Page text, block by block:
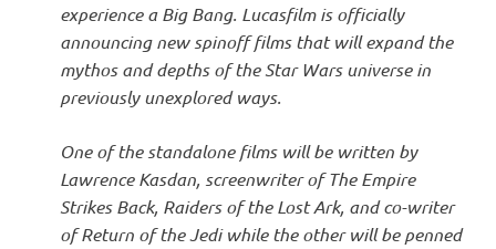
experience a Big Bang. Lucasfilm is officially
announcing new spinoff films that will expand the
mythos and depths of the Star Wars universe in
previously unexplored ways.
One of the standalone films will be written by
Lawrence Kasdan, screenwriter of The Empire
Strikes Back, Raiders of the Lost Ark, and co-writer
of Return of the Jedi while the other will be penned